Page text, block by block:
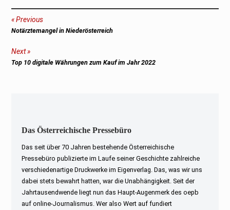
Beitragsnavigation
Previous
Previous
Notärztemangel in Niederösterreich
Next
Next
Top 10 digitale Währungen zum Kauf im Jahr 2022
Das Österreichische Pressebüro
Das seit über 70 Jahren bestehende Österreichische
Pressebüro publizierte im Laufe seiner Geschichte zahlreiche
verschiedenartige Druckwerke im Eigenverlag. Das, was wir uns
dabei stets bewahrt hatten, war die Unabhängigkeit. Seit der
Jahrtausendwende liegt nun das Haupt-Augenmerk des oepb
auf online-Journalismus. Wer also Wert auf fundiert